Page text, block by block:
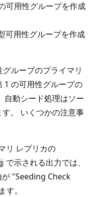
可用性グループを作成
可用性グループを作成
ループのプライマリ
1 の可用性グループの
自動シード処理はソー
。 いくつかの注意事
リ レプリカの
で示される出力では、
が "Seeding Check
。